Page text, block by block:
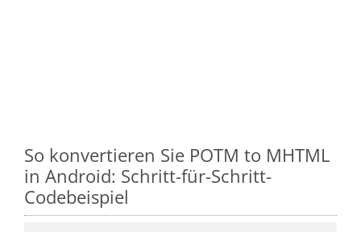
So konvertieren Sie POTM to MHTML
in Android: Schritt-für-Schritt-
Codebeispiel